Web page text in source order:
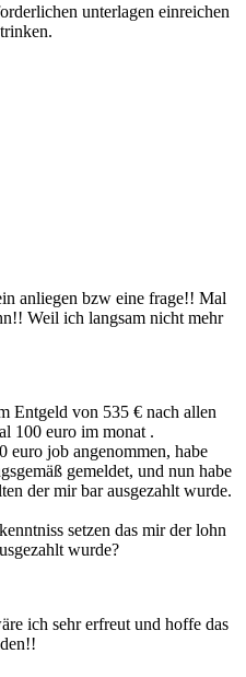
unterlagen einreichen
anliegen bzw eine frage!! Mal
Weil ich langsam nicht mehr
Entgeld von 535 € nach allen
100 euro im monat .
euro job angenommen, habe
gemeldet, und nun habe
der mir bar ausgezahlt wurde.
setzen das mir der lohn
wurde?
ich sehr erfreut und hoffe das